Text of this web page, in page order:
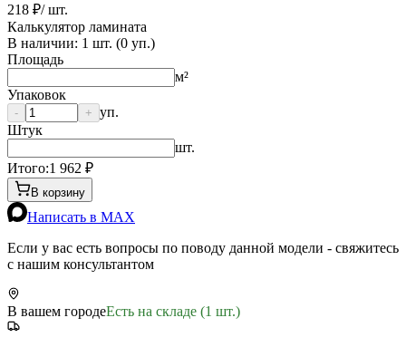
218 ₽/ шт.
Калькулятор ламината
В наличии: 1 шт. (0 уп.)
Площадь
м²
Упаковок
- + уп.
Штук
шт.
Итого:1 962 ₽
В корзину
Написать в MAX
Если у вас есть вопросы по поводу данной модели - свяжитесь
с нашим консультантом
В вашем городеЕсть на складе (1 шт.)